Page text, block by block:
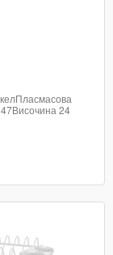
24
520